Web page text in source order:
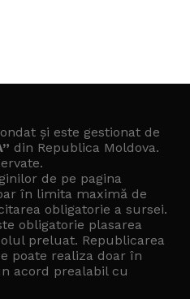
și este gestionat de
din Republica Moldova.
de pe pagina
în limita maximă de
obligatorie a sursei.
obligatorie plasarea
preluat. Republicarea
poate realiza doar în
acord prealabil cu